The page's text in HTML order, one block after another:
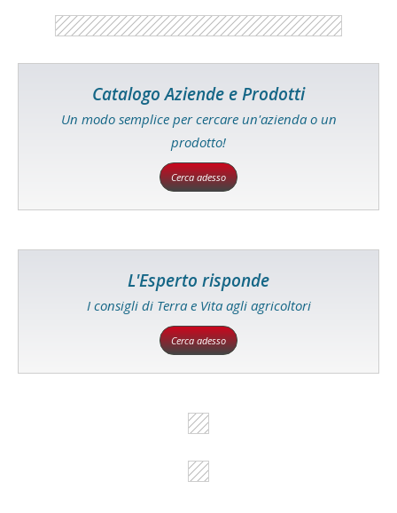
Catalogo Aziende e Prodotti
Un modo semplice per cercare un'azienda o un
prodotto!
Cerca adesso
L'Esperto risponde
I consigli di Terra e Vita agli agricoltori
Cerca adesso